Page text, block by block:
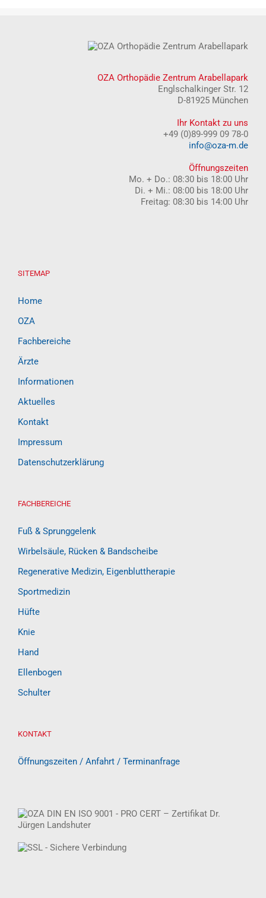
OZA Orthopädie Zentrum Arabellapark
Englschalkinger Str. 12
D-81925 München
Ihr Kontakt zu uns
+49 (0)89-999 09 78-0
info@oza-m.de
Öffnungszeiten
Mo. + Do.: 08:30 bis 18:00 Uhr
Di. + Mi.: 08:00 bis 18:00 Uhr
Freitag: 08:30 bis 14:00 Uhr
SITEMAP
Home
OZA
Fachbereiche
Ärzte
Informationen
Aktuelles
Kontakt
Impressum
Datenschutzerklärung
FACHBEREICHE
Fuß & Sprunggelenk
Wirbelsäule, Rücken & Bandscheibe
Regenerative Medizin, Eigenbluttherapie
Sportmedizin
Hüfte
Knie
Hand
Ellenbogen
Schulter
KONTAKT
Öffnungszeiten / Anfahrt / Terminanfrage